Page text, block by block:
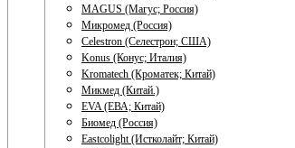
MAGUS (Магус; Россия)
Микромед (Россия)
Celestron (Селестрон; США)
Konus (Конус; Италия)
Kromatech (Кроматек; Китай)
Микмед (Китай.)
EVA (ЕВА; Китай)
Биомед (Россия)
Eastcolight (Истколайт; Китай)